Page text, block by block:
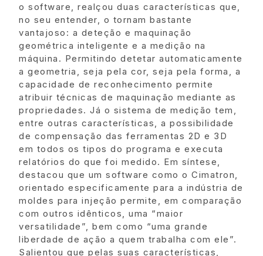
o software, realçou duas características que,
no seu entender, o tornam bastante
vantajoso: a deteção e maquinação
geométrica inteligente e a medição na
máquina. Permitindo detetar automaticamente
a geometria, seja pela cor, seja pela forma, a
capacidade de reconhecimento permite
atribuir técnicas de maquinação mediante as
propriedades. Já o sistema de medição tem,
entre outras características, a possibilidade
de compensação das ferramentas 2D e 3D
em todos os tipos do programa e executa
relatórios do que foi medido. Em síntese,
destacou que um software como o Cimatron,
orientado especificamente para a indústria de
moldes para injeção permite, em comparação
com outros idênticos, uma “maior
versatilidade”, bem como “uma grande
liberdade de ação a quem trabalha com ele”.
Salientou que pelas suas características,